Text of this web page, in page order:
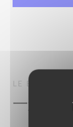
LE
一般信